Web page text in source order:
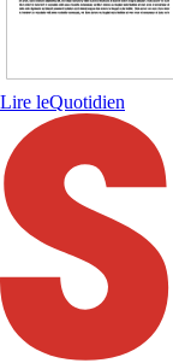
Lire leQuotidien